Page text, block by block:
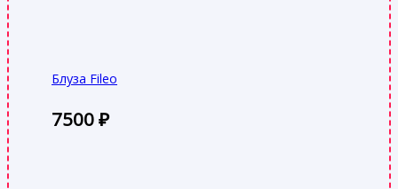
Блуза Fileo
7500₽